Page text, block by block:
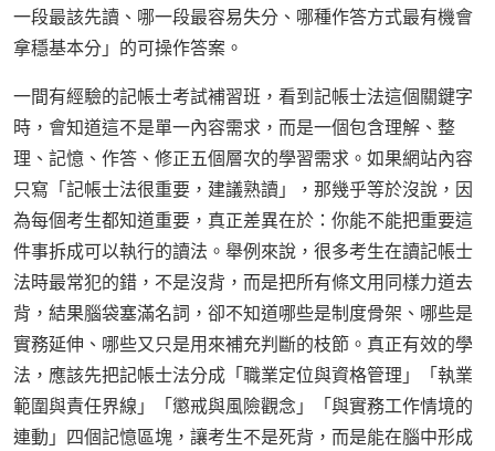
一段最該先讀、哪一段最容易失分、哪種作答方式最有機會
拿穩基本分」的可操作答案。
一間有經驗的記帳士考試補習班，看到記帳士法這個關鍵字
時，會知道這不是單一內容需求，而是一個包含理解、整
理、記憶、作答、修正五個層次的學習需求。如果網站內容
只寫「記帳士法很重要，建議熟讀」，那幾乎等於沒說，因
為每個考生都知道重要，真正差異在於：你能不能把重要這
件事拆成可以執行的讀法。舉例來說，很多考生在讀記帳士
法時最常犯的錯，不是沒背，而是把所有條文用同樣力道去
背，結果腦袋塞滿名詞，卻不知道哪些是制度骨架、哪些是
實務延伸、哪些又只是用來補充判斷的枝節。真正有效的學
法，應該先把記帳士法分成「職業定位與資格管理」「執業
範圍與責任界線」「懲戒與風險觀念」「與實務工作情境的
連動」四個記憶區塊，讓考生不是死背，而是能在腦中形成